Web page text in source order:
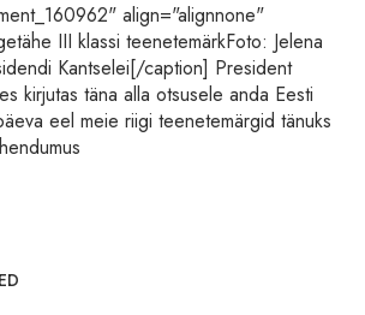
align="alignnone"
III klassi teenetemärkFoto: Jelena
Kantselei[/caption] President
kirjutas täna alla otsusele anda Eesti
eel meie riigi teenetemärgid tänuks